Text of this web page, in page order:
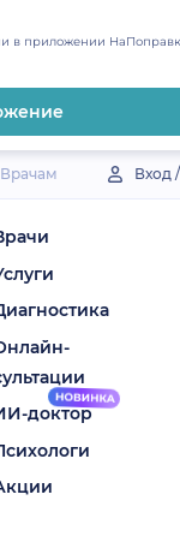
в приложении
Врачам Вход
доктор